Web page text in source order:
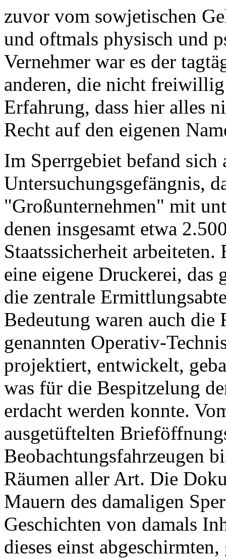
zuvor vom sowjetischen
und oftmals physisch und
Vernehmer war es der
anderen, die nicht
Erfahrung, dass hier alles
Recht auf den eigenen
Im Sperrgebiet befand sich
Untersuchungsgefängnis,
"Großunternehmen" mit
denen insgesamt etwa
Staatssicherheit
eine eigene Druckerei, das
die zentrale
Bedeutung waren auch die
genannten Operativ-
projektiert, entwickelt,
was für die Bespitzelung
erdacht werden konnte.
ausgetüftelten
Beobachtungsfahrzeugen
Räumen aller Art. Die
Mauern des damaligen
Geschichten von damals
dieses einst